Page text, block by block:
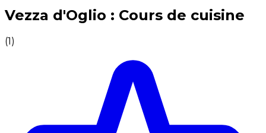
Expériences culinaires inoubliables : Expériences
Vezza d'Oglio : Cours de cuisine
(1)